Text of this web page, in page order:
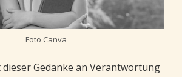
Foto Canva
Gedanke an Verantwortung